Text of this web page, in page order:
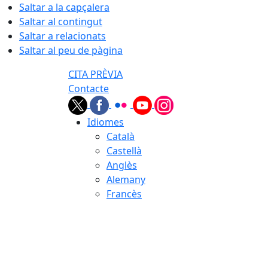
Saltar a la capçalera
Saltar al contingut
Saltar a relacionats
Saltar al peu de pàgina
CITA PRÈVIA
Contacte
Idiomes
Català
Castellà
Anglès
Alemany
Francès